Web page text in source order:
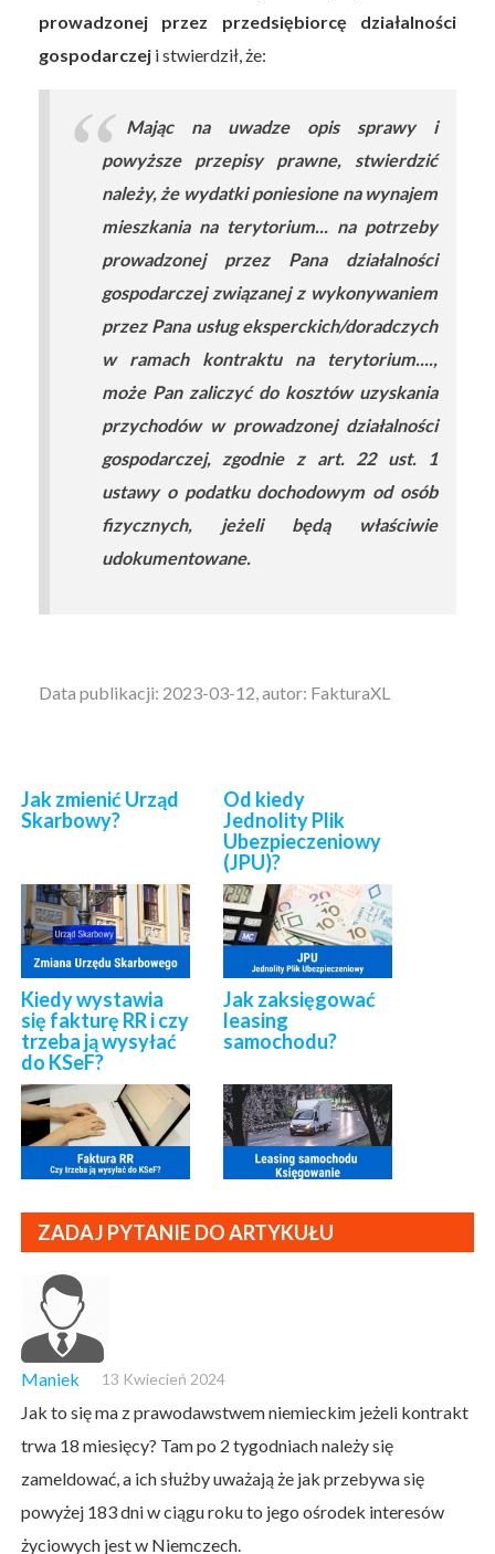
prowadzonej przez przedsiębiorcę działalności
gospodarczej i stwierdził, że:
Mając na uwadze opis sprawy i
powyższe przepisy prawne, stwierdzić
należy, że wydatki poniesione na wynajem
mieszkania na terytorium... na potrzeby
prowadzonej przez Pana działalności
gospodarczej związanej z wykonywaniem
przez Pana usług eksperckich/doradczych
w ramach kontraktu na terytorium....,
może Pan zaliczyć do kosztów uzyskania
przychodów w prowadzonej działalności
gospodarczej, zgodnie z art. 22 ust. 1
ustawy o podatku dochodowym od osób
fizycznych, jeżeli będą właściwie
udokumentowane.
Data publikacji: 2023-03-12, autor: FakturaXL
Jak zmienić Urząd
Skarbowy?
Od kiedy
Jednolity Plik
Ubezpieczeniowy
(JPU)?
Kiedy wystawia
się fakturę RR i czy
trzeba ją wysyłać
do KSeF?
Jak zaksięgować
leasing
samochodu?
ZADAJ PYTANIE DO ARTYKUŁU
Maniek 13 Kwiecień 2024
Jak to się ma z prawodawstwem niemieckim jeżeli kontrakt
trwa 18 miesięcy? Tam po 2 tygodniach należy się
zameldować, a ich służby uważają że jak przebywa się
powyżej 183 dni w ciągu roku to jego ośrodek interesów
życiowych jest w Niemczech.